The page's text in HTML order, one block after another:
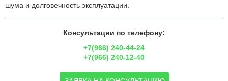
шума и долговечность эксплуатации.
Консультации по телефону:
+7(966) 240-44-24
+7(966) 240-12-40